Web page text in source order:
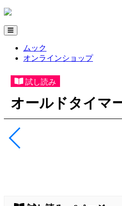
ムック
オンラインショップ
試し読み
オールドタイマ